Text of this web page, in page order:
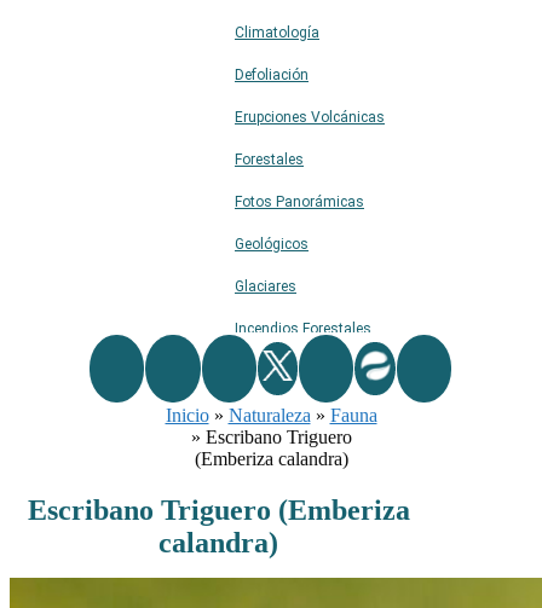
Climatología
Defoliación
Erupciones Volcánicas
Forestales
Fotos Panorámicas
Geológicos
Glaciares
Incendios Forestales
Naturaleza
Ríos
Rutas De Montaña
Terremotos
Topográficos
Vértices Geodésicos
Inicio» Naturaleza » Fauna
» Escribano Triguero
(Emberiza calandra)
Escribano Triguero (Emberiza
calandra)